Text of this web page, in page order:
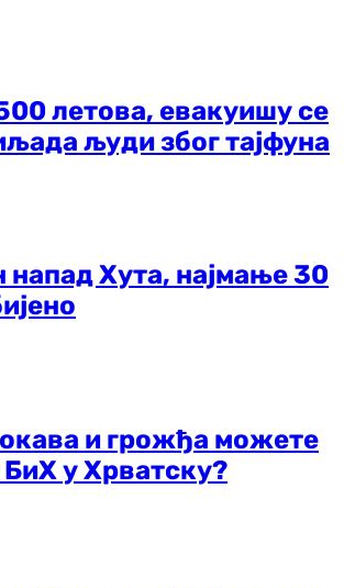
летова, евакуишу се
људи због тајфуна
напад Хута, најмање 30
и грожђа можете
БиХ у Хрватску?